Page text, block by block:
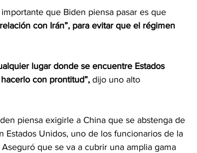
que Biden piensa pasar es que
con Irán”, para evitar que el régimen
lugar donde se encuentre Estados
con prontitud”, dijo uno alto
piensa exigirle a China que se abstenga de
Unidos, uno de los funcionarios de la
que se va a cubrir una amplia gama